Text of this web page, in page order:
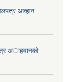
आव्हान
अाहवानकाे